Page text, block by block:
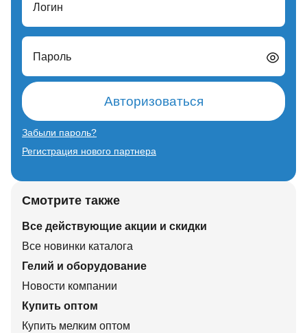
Логин
Пароль
Авторизоваться
Забыли пароль?
Регистрация нового партнера
Смотрите также
Все действующие акции и скидки
Все новинки каталога
Гелий и оборудование
Новости компании
Купить оптом
Купить мелким оптом